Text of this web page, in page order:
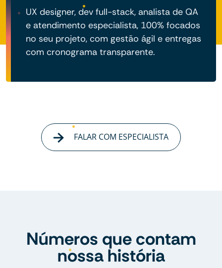
UX designer, dev full-stack, analista de QA
e atendimento especialista, 100% focados
no seu projeto, com gestão ágil e entregas
com cronograma transparente.
FALAR COM ESPECIALISTA
Números que contam
nossa história